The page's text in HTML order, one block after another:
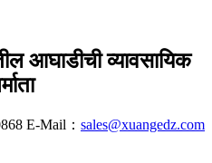
आघाडीची व्यावसायिक
E-Mail： sales@xuangedz.com